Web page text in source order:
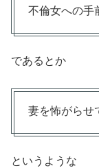
不倫女への手
であるとか
妻を怖がらせ
というような